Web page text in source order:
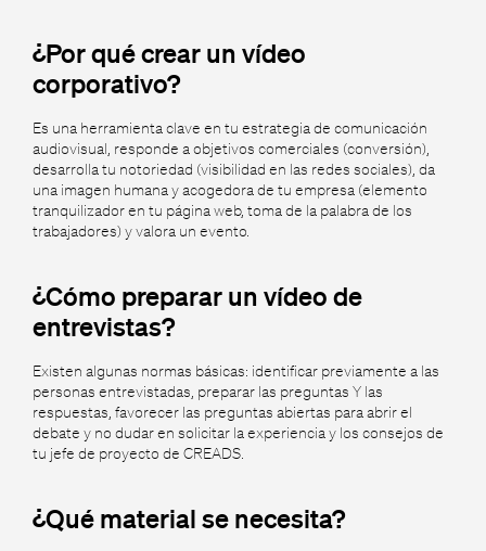
¿Por qué crear un vídeo
corporativo?
Es una herramienta clave en tu estrategia de comunicación
audiovisual, responde a objetivos comerciales (conversión),
desarrolla tu notoriedad (visibilidad en las redes sociales), da
una imagen humana y acogedora de tu empresa (elemento
tranquilizador en tu página web, toma de la palabra de los
trabajadores) y valora un evento.
¿Cómo preparar un vídeo de
entrevistas?
Existen algunas normas básicas: identificar previamente a las
personas entrevistadas, preparar las preguntas Y las
respuestas, favorecer las preguntas abiertas para abrir el
debate y no dudar en solicitar la experiencia y los consejos de
tu jefe de proyecto de CREADS.
¿Qué material se necesita?